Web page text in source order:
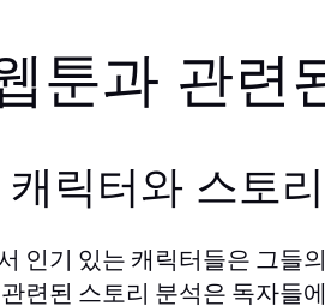
툰과 관련
캐릭터와 스토
인기 있는 캐릭터들은 그들
련된 스토리 분석은 독자들